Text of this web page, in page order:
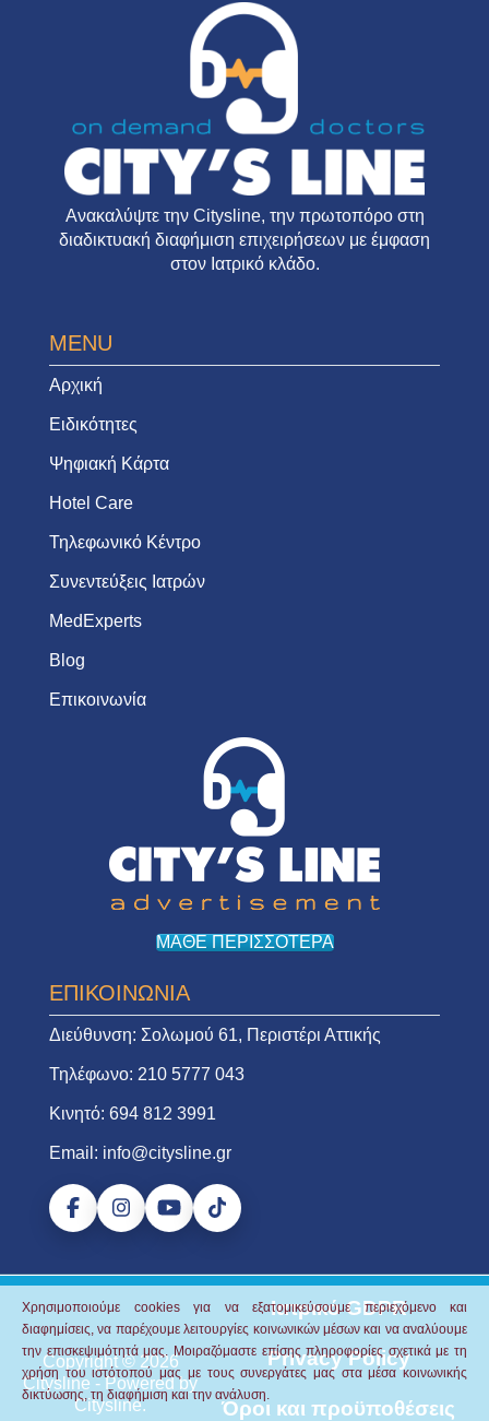
Ανακαλύψτε την Citysline, την πρωτοπόρο στη
διαδικτυακή διαφήμιση επιχειρήσεων με έμφαση
στον Ιατρικό κλάδο.
MENU
Αρχική
Ειδικότητες
Ψηφιακή Κάρτα
Hotel Care
Τηλεφωνικό Κέντρο
Συνεντεύξεις Ιατρών
MedExperts
Blog
Επικοινωνία
ΜΑΘΕ ΠΕΡΙΣΣΟΤΕΡΑ
ΕΠΙΚΟΙΝΩΝΙΑ
Διεύθυνση: Σολωμού 61, Περιστέρι Αττικής
Τηλέφωνο: 210 5777 043
Κινητό: 694 812 3991
Email: info@citysline.gr
Copyright © 2026
Citysline- Powered by
Citysline.
Ιατρικό GDPR
Privacy Policy
Όροι και προϋποθέσεις
Χρησιμοποιούμε cookies για να εξατομικεύσουμε περιεχόμενο και
διαφημίσεις, να παρέχουμε λειτουργίες κοινωνικών μέσων και να αναλύουμε
την επισκεψιμότητά μας. Μοιραζόμαστε επίσης πληροφορίες σχετικά με τη
χρήση του ιστότοπού μας με τους συνεργάτες μας στα μέσα κοινωνικής
δικτύωσης, τη διαφήμιση και την ανάλυση.